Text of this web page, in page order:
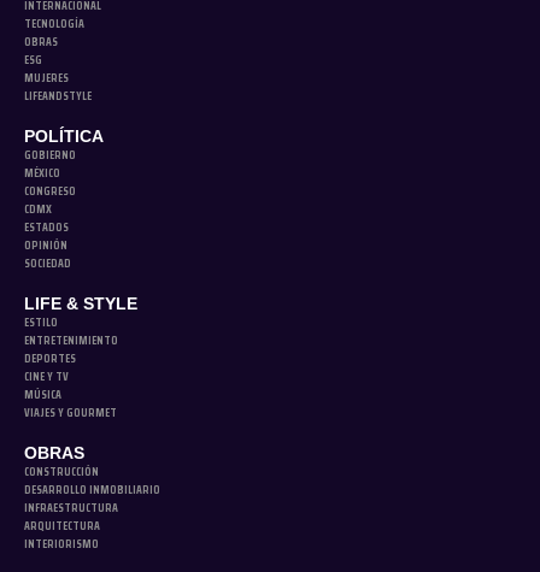
INTERNACIONAL
TECNOLOGÍA
OBRAS
ESG
MUJERES
LIFEANDSTYLE
POLÍTICA
GOBIERNO
MÉXICO
CONGRESO
CDMX
ESTADOS
OPINIÓN
SOCIEDAD
LIFE & STYLE
ESTILO
ENTRETENIMIENTO
DEPORTES
CINE Y TV
MÚSICA
VIAJES Y GOURMET
OBRAS
CONSTRUCCIÓN
DESARROLLO INMOBILIARIO
INFRAESTRUCTURA
ARQUITECTURA
INTERIORISMO